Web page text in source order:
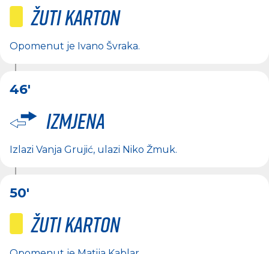
Žuti karton
Opomenut je Ivano Švraka.
46'
Izmjena
Izlazi Vanja Grujić, ulazi Niko Žmuk.
50'
Žuti karton